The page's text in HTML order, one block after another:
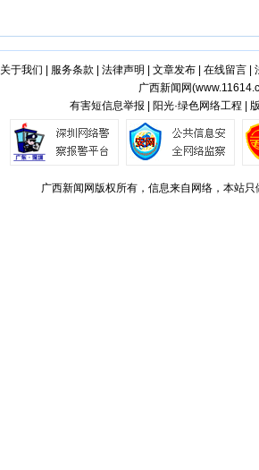
关于我们 服务条款 法律声明 文章发布| 在线留言|
广西新闻网(
有害短信息举报 | 阳光·绿色网络工程 |
广西新闻网版权所有，信息来自网络，本站